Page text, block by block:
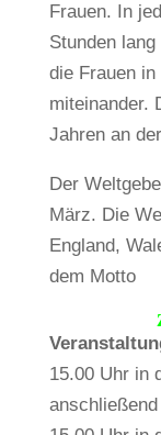
Frauen. In
Stunden
die Frauen
miteinander.
Jahren an
Der
März. Die
England,
dem Motto
15.00 Uhr in